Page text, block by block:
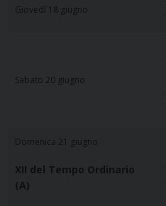
Giovedì 18 giugno
Sabato 20 giugno
Domenica 21 giugno
XII del Tempo Ordinario
(A)